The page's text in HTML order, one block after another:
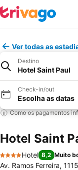
Ver todas as
Destino
Hotel Saint Paul
Check-in/out
Escolha as datas
Como os pagamentos
Hotel Saint
4 Estrelas
Hotel 8,2 Muito
Av. Ramos Ferreira,